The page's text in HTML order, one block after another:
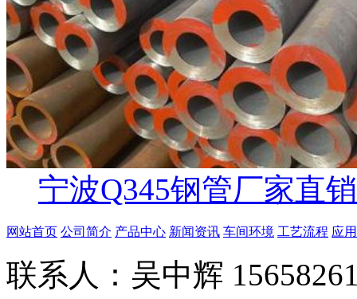
宁波Q345钢管厂家直销
网站首页 公司简介 产品中心 新闻资讯 车间环境 工艺流程 应
联系人：吴中辉